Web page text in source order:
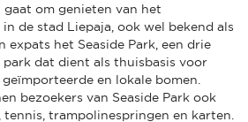
om genieten van het
de stad Liepaja, ook wel bekend als
expats het Seaside Park, een drie
dat dient als thuisbasis voor
en lokale bomen.
bezoekers van Seaside Park ook
trampolinespringen en karten.